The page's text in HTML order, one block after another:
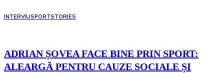
INTERVIUSPORTSTORIES
ADRIAN ȘOVEA FACE BINE PRIN SPORT:
ALEARGĂ PENTRU CAUZE SOCIALE ȘI